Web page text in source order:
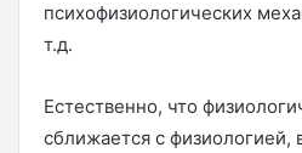
психофизиологических
т.д.
Естественно, что
сближается с физиологией,